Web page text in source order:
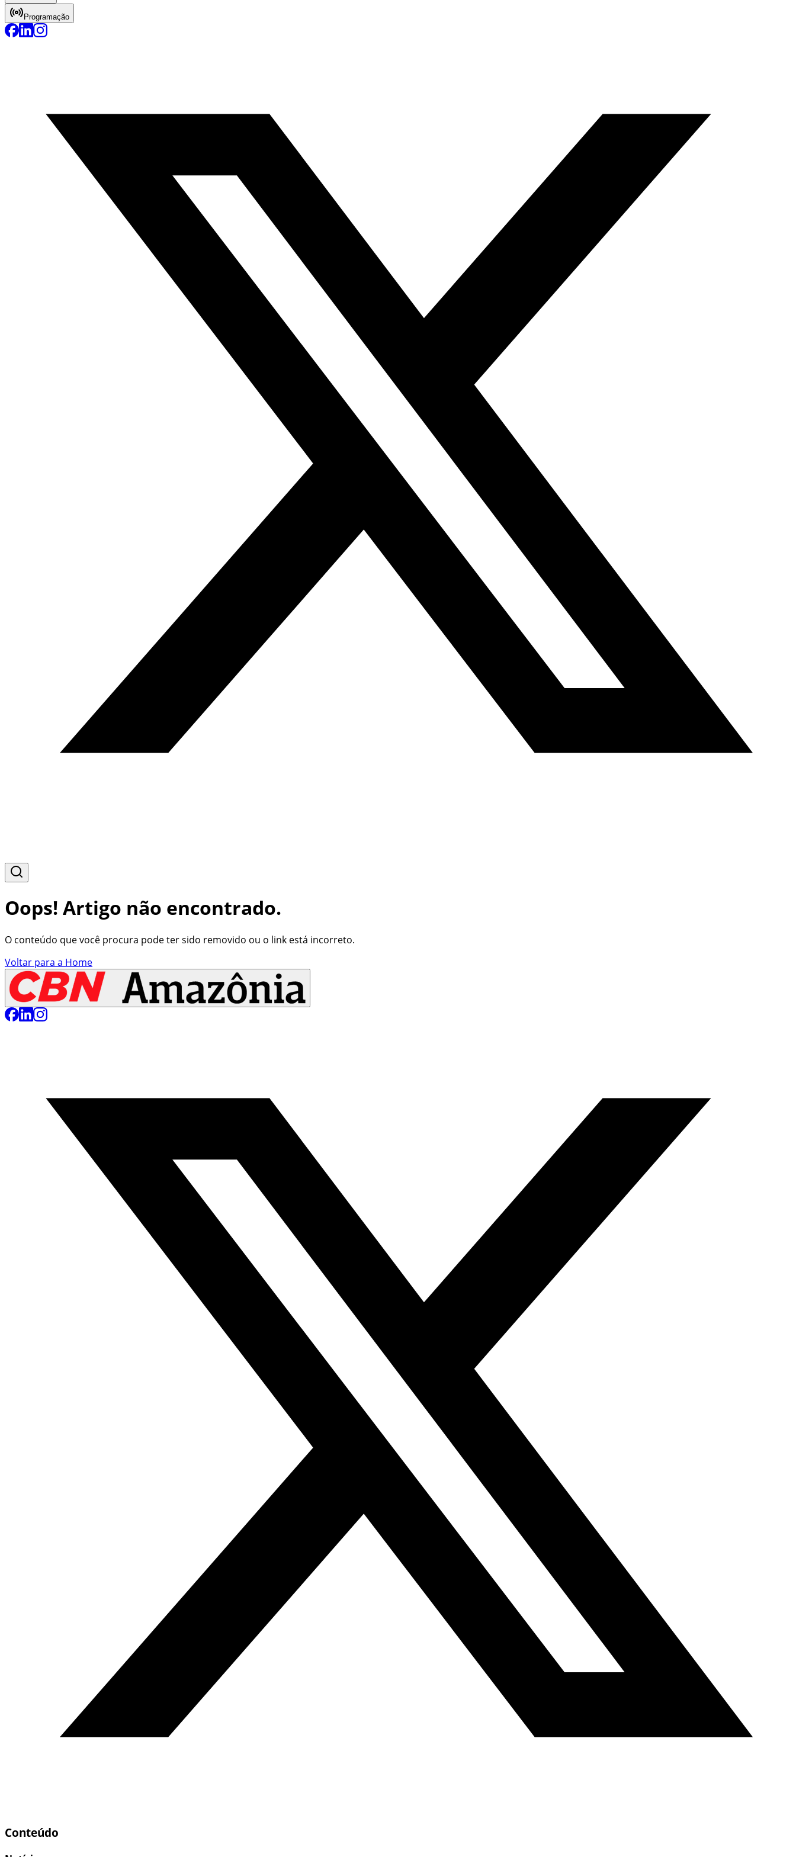
Programação
Oops! Artigo não encontrado.
O conteúdo que você procura pode ter sido removido ou o link está incorreto.
Voltar para a Home
Conteúdo